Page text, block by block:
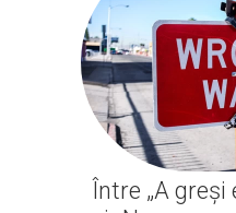
Între „A greși